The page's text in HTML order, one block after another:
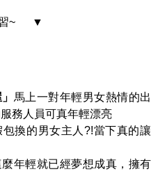
習~ ▼
馬上一對年輕男女熱情的出
務人員可真年輕漂亮
換的男女主人?!當下真的讓
年輕就已經夢想成真，擁有